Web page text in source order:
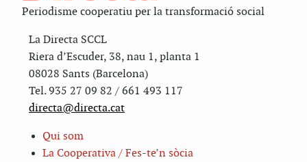
Periodisme cooperatiu per la transformació social
La Directa SCCL
Riera d’Escuder, 38, nau 1, planta 1
08028 Sants (Barcelona)
Tel. 935 27 09 82 / 661 493 117
directa@directa.cat
Qui som
La Cooperativa / Fes-te’n sòcia